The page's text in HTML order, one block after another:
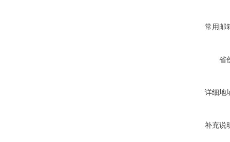
常用邮
省
详细地
补充说